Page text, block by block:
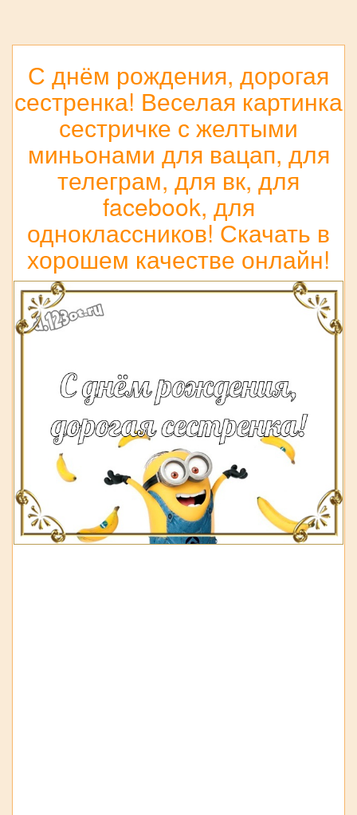
С днём рождения, дорогая
сестренка! Веселая картинка
сестричке с желтыми
миньонами для вацап, для
телеграм, для вк, для
facebook, для
одноклассников! Скачать в
хорошем качестве онлайн!